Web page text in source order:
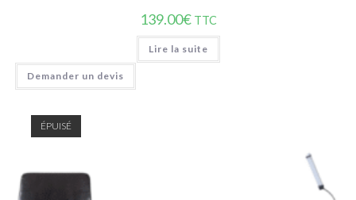
139.00€ TTC
Lire la suite
Demander un devis
ÉPUISÉ